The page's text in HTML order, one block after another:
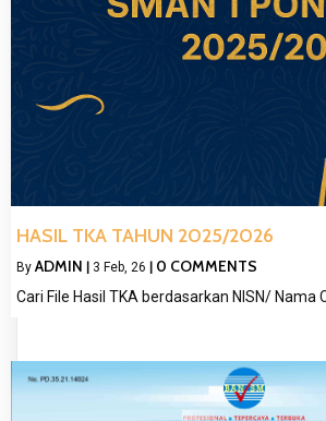
HASIL TKA TAHUN 2025/2026
By ADMIN | 3 Feb, 26 | 0 COMMENTS
Cari File Hasil TKA berdasarkan NISN/ Nama